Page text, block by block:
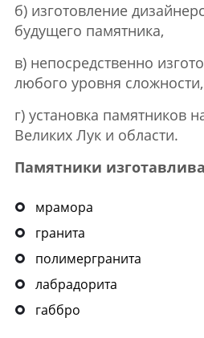
б) изготовление
будущего памятника,
в) непосредственно
любого уровня сложности,
г) установка памятников
Великих Лук и области.
Памятники
мрамора
гранита
полимергранита
лабрадорита
габбро